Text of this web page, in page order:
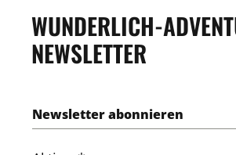
WUNDERLICH-
NEWSLETTER
Newsletter abonnieren